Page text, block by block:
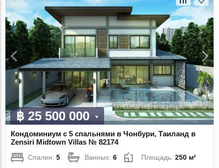
฿ 25 500 000
Кондоминиум с 5 спальнями в Чонбури, Таиланд в
Zensiri Midtown Villas № 82174
Спален:5 Ванных:6 Площадь:250 м²